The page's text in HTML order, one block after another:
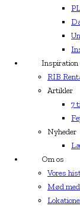
Inspiration
RIB
Artikler
7
Nyheder
Om os
Vores
Mød